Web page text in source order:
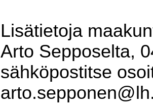
Lisätietoja
Arto Sepposelta,
sähköpostitse